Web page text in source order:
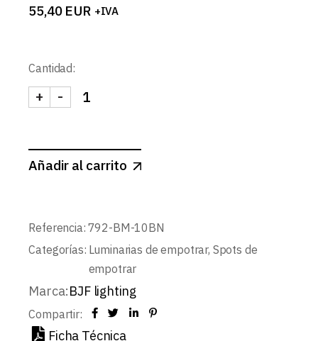
55,40 EUR +IVA
Cantidad:
SPOT CUADRADO CONCAVO BLANCO MATE
-
+
Añadir al carrito
Referencia: 792-BM-10BN
Categorías: Luminarias de empotrar, Spots de
empotrar
Marca:BJF lighting
Compartir:
Ficha Técnica